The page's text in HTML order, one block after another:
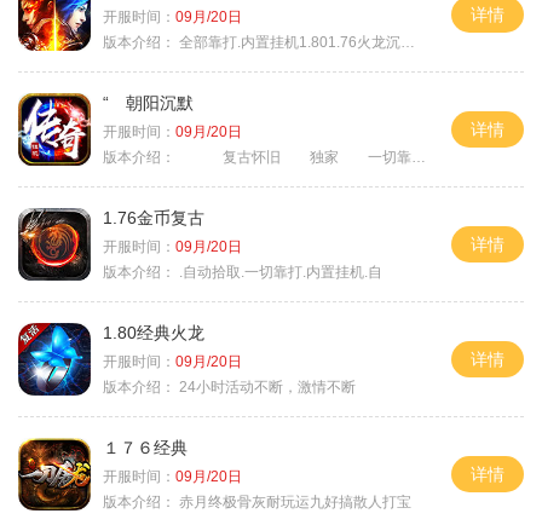
开服时间： 09月/20日
版本介绍： 全部靠打.内置挂机1.801.76火龙沉默微变
详情
“ 朝阳沉默
开服时间： 09月/20日
版本介绍：
复古怀旧 独家 一切靠打
详情
1.76金币复古
开服时间： 09月/20日
版本介绍：
.自动拾取.一切靠打.内置挂机.自
详情
1.80经典火龙
开服时间： 09月/20日
版本介绍： 24小时活动不断，激情不断
详情
１７６经典
开服时间： 09月/20日
版本介绍： 赤月终极骨灰耐玩运九好搞散人打宝
详情